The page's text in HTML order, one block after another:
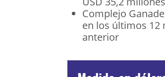
Complejo
en los últimos 12
anterior